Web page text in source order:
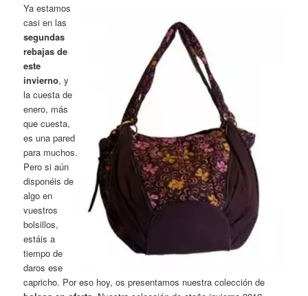
Ya estamos
casi en las
segundas
rebajas de
este
invierno, y
la cuesta de
enero, más
que cuesta,
es una pared
para muchos.
Pero si aún
disponéis de
algo en
vuestros
bolsillos,
estáis a
tiempo de
daros ese
capricho. Por eso hoy, os presentamos nuestra colección de